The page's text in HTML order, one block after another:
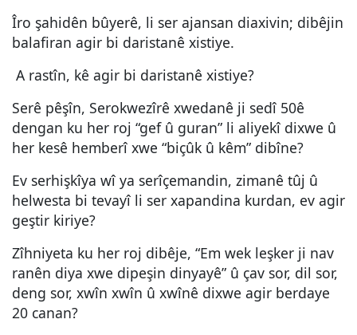
Îro şahidên bûyerê, li ser ajansan diaxivin; dibêjin
balafiran agir bi daristanê xistiye.
A rastîn, kê agir bi daristanê xistiye?
Serê pêşîn, Serokwezîrê xwedanê ji sedî 50ê
dengan ku her roj “gef û guran” li aliyekî dixwe û
her kesê hemberî xwe “biçûk û kêm” dibîne?
Ev serhişkîya wî ya serîçemandin, zimanê tûj û
helwesta bi tevayî li ser xapandina kurdan, ev agir
geştir kiriye?
Zîhniyeta ku her roj dibêje, “Em wek leşker ji nav
ranên diya xwe dipeşin dinyayê” û çav sor, dil sor,
deng sor, xwîn xwîn û xwînê dixwe agir berdaye
20 canan?